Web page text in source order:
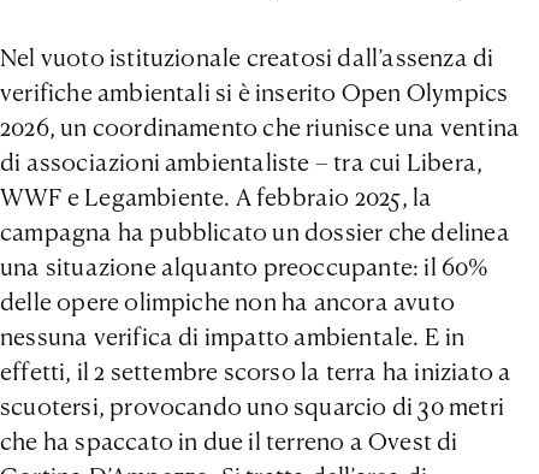
Nel vuoto istituzionale creatosi dall’assenza di
verifiche ambientali si è inserito Open Olympics
2026, un coordinamento che riunisce una ventina
di associazioni ambientaliste – tra cui Libera,
WWF e Legambiente. A febbraio 2025, la
campagna ha pubblicato un dossier che delinea
una situazione alquanto preoccupante: il 60%
delle opere olimpiche non ha ancora avuto
nessuna verifica di impatto ambientale. E in
effetti, il 2 settembre scorso la terra ha iniziato a
scuotersi, provocando uno squarcio di 30 metri
che ha spaccato in due il terreno a Ovest di